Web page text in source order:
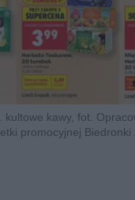
kultowe kawy, fot.
promocyjnej Biedronki